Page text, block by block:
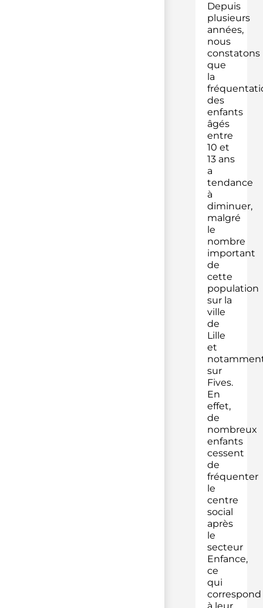
Depuis
plusieurs
années,
nous
constatons
que
la
des
enfants
âgés
entre
10 et
13 ans
a
tendance
à
diminuer,
malgré
le
nombre
important
de
cette
population
sur la
ville
de
Lille
et
sur
Fives.
En
effet,
de
nombreux
enfants
cessent
de
fréquenter
le
centre
social
après
le
secteur
Enfance,
ce
qui
correspond